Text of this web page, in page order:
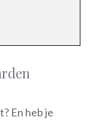
En heb je